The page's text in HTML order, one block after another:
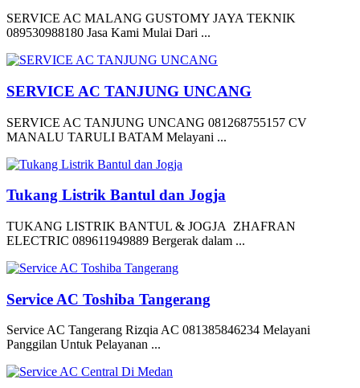
SERVICE AC MALANG GUSTOMY JAYA TEKNIK
089530988180 Jasa Kami Mulai Dari ...
SERVICE AC TANJUNG UNCANG
SERVICE AC TANJUNG UNCANG 081268755157 CV
MANALU TARULI BATAM Melayani ...
Tukang Listrik Bantul dan Jogja
TUKANG LISTRIK BANTUL & JOGJA ZHAFRAN
ELECTRIC 089611949889 Bergerak dalam ...
Service AC Toshiba Tangerang
Service AC Tangerang Rizqia AC 081385846234 Melayani
Panggilan Untuk Pelayanan ...